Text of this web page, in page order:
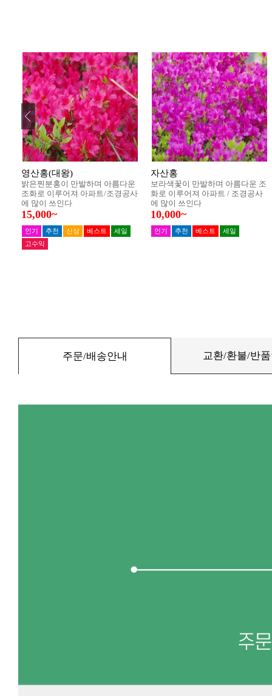
주문/배송안내 교환/환불/반